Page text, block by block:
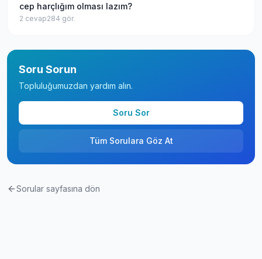
cep harçlığım olması lazım?
2 cevap284 gör.
Soru Sorun
Topluluğumuzdan yardım alın.
Soru Sor
Tüm Sorulara Göz At
Sorular sayfasına dön